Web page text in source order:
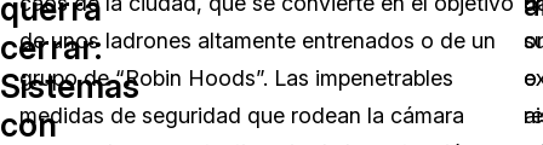
Redacción de documentos
Redacción de audio
Cuerpos Policiales
Transportación
Precios
Recursos
Eventos
querrá
cerrar:
Sistemas
con
de unos ladrones altamente entrenados o de un
grupo de “Robin Hoods”. Las impenetrables
medidas de seguridad que rodean la cámara
o